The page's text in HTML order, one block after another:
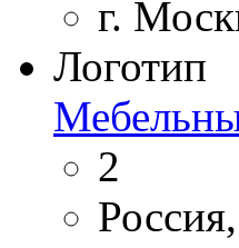
г.
Логотип
2